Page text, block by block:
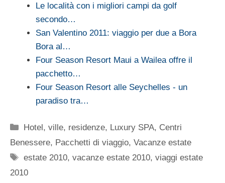
Le località con i migliori campi da golf
secondo…
San Valentino 2011: viaggio per due a Bora
Bora al…
Four Season Resort Maui a Wailea offre il
pacchetto…
Four Season Resort alle Seychelles - un
paradiso tra…
Categorie
Hotel, ville, residenze, Luxury SPA, Centri
Benessere, Pacchetti di viaggio, Vacanze estate
Tag
estate 2010,vacanze estate 2010,viaggi estate
2010